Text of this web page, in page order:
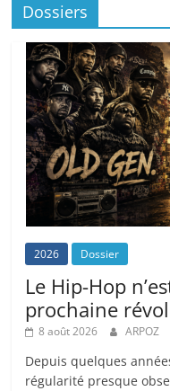
Dossiers
2026 Dossier
Le Hip-Hop
prochaine
8 août 2026 ARPOZ
Depuis quelques
régularité presque